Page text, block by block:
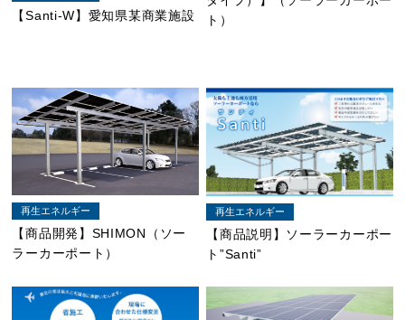
【Santi-W】愛知県某商業施設
ト）
再生エネルギー
【商品開発】SHIMON（ソー
ラーカーポート）
再生エネルギー
【商品説明】ソーラーカーポー
ト”Santi”